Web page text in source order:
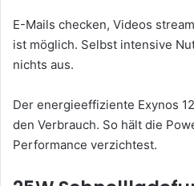
E-Mails checken, Videos
ist möglich. Selbst intensive
nichts aus.
Der energieeffiziente Exynos
den Verbrauch. So hält die
Performance verzichtest.